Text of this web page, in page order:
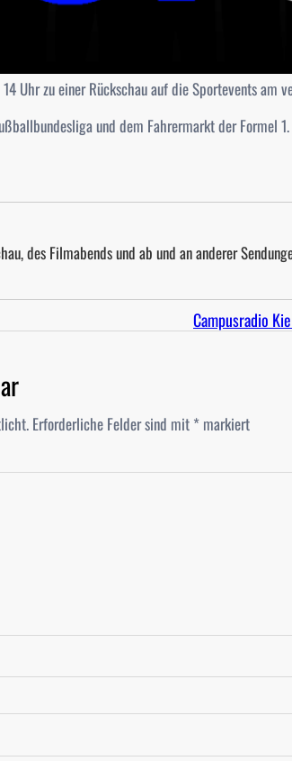
Uhr zu einer Rückschau auf die Sportevents am
und dem Fahrermarkt der Formel 1.
des Filmabends und ab und an anderer
Campusradio
Erforderliche Felder sind mit * markiert